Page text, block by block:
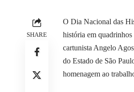
SHARE
O Dia Nacional das
história em
cartunista Angelo
do Estado de São
homenagem ao